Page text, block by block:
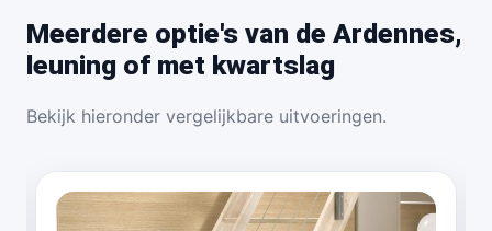
Meerdere optie's van de Ardennes,
leuning of met kwartslag
Bekijk hieronder vergelijkbare uitvoeringen.